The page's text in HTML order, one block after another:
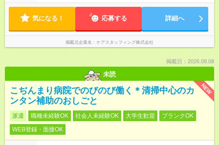
気になる！ 応募する 詳細へ
掲載元企業名 ケアスタッフィング株式会社
掲載日：2026.08.08
未読
NEW
こぢんまり病院でのびのび働く＊清掃中心のカ
ンタン補助のおしごと
派遣 職種未経験OK 社会人未経験OK 大学生歓迎
ブランクOK
WEB登録・面接OK